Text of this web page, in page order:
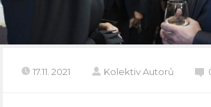
17.11. 2021 Kolektiv Autorů